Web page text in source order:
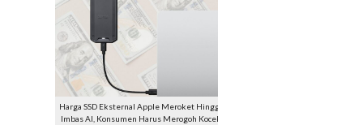
Harga SSD Eksternal Apple Meroket Hingga 200%
Imbas AI, Konsumen Harus Merogoh Kocek Lebih